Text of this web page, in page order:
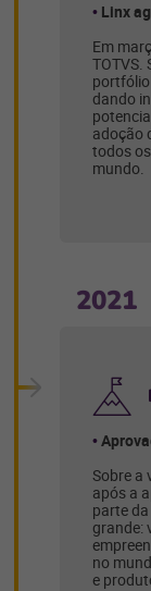
Linx
Em
TOTVS.
dando
adoção
todos
mundo.
2021
Sobre a
após a
parte
grande:
no
e